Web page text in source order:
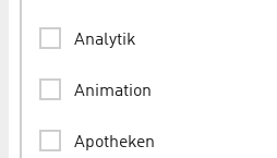
Analytik
Animation
Apotheken